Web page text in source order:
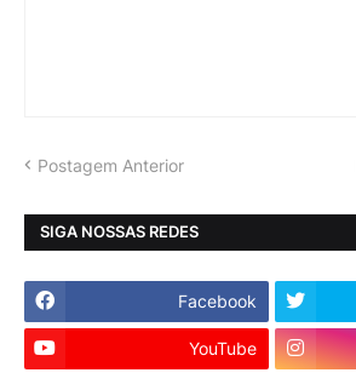
Postagem Anterior
SIGA NOSSAS REDES
Facebook
YouTube